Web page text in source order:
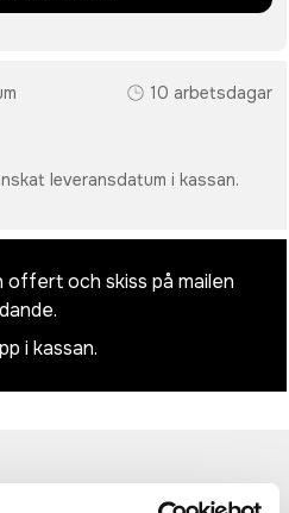
10 arbetsdagar
leveransdatum i kassan.
offert och skiss på mailen
i kassan.